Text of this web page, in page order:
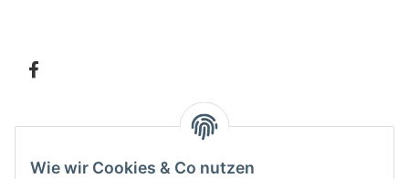
Wie wir Cookies & Co nutzen